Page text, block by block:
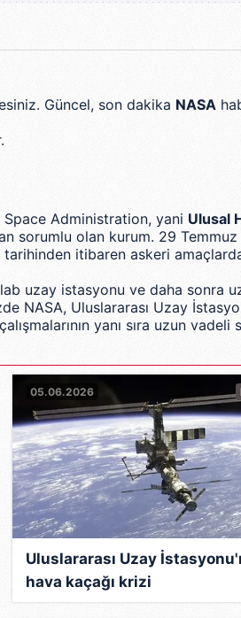
Güncel, son dakika NASA
Administration, yani Ulusal
sorumlu olan kurum. 29 Temmuz
tarihinden itibaren askeri
uzay istasyonu ve daha sonra
NASA, Uluslararası Uzay
yanı sıra uzun
05.06.2026
Uluslararası Uzay
hava kaçağı krizi